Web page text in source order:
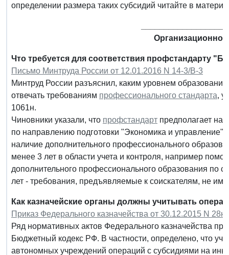
определении размера таких субсидий читайте в
Что требуется для соответствия профстандарту
Письмо Минтруда России от 12.01.2016 N 14-3/В-3
Минтруд России разъяснил, каким уровнем
отвечать требованиям профессионального стандарта,
1061н.
Чиновники указали, что профстандарт предполагает
по направлению подготовки "Экономика и
наличие дополнительного профессионального
менее 3 лет в области учета и контроля, например
дополнительного профессионального образования
лет - требования, предъявляемые к соискателям, не
Как казначейские органы должны учитывать
Приказ Федерального казначейства от 30.12.2015 N 28н
Ряд нормативных актов Федерального казначейства
Бюджетный кодекс РФ. В частности, определено, что
автономных учреждений операций с субсидиями на